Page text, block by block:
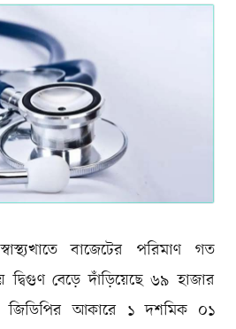
বাজেটের পরিমাণ গত
দ্বিগুণ বেড়ে দাঁড়িয়েছে ৬৯ হাজার
জিডিপির আকারে ১ দশমিক ০১